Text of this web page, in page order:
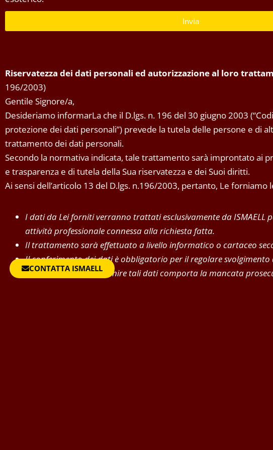
Invia
Riservatezza dei dati personali ed autorizzazione al loro
196/2003)
Gentile Signore/a,
Desideriamo informarLa che il D.lgs. n. 196 del 30 giugno 2003
protezione dei dati personali”) prevede la tutela delle persone e di
trattamento dei dati personali.
Secondo la normativa indicata, tale trattamento sarà improntato ai
e trasparenza e di tutela della Sua riservatezza e dei Suoi diritti.
Ai sensi dell’articolo 13 del D.lgs. n.196/2003, pertanto, Le
I dati da Lei forniti verranno trattati esclusivamente da ISMAELL
attività professionale connessa alla richiesta fatta.
Il trattamento sarà effettuato a livello informatico o cartaceo
Il conferimento dei dati è obbligatorio per il regolare svolgimento
l’eventuale rifiuto di fornire tali dati comporta la mancata
CONTATTA ISMAELL